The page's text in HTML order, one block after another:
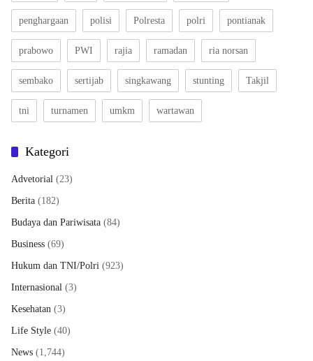
penghargaan polisi Polresta polri pontianak
prabowo PWI rajia ramadan ria norsan
sembako sertijab singkawang stunting Takjil
tni turnamen umkm wartawan
Kategori
Advetorial (23)
Berita (182)
Budaya dan Pariwisata (84)
Business (69)
Hukum dan TNI/Polri (923)
Internasional (3)
Kesehatan (3)
Life Style (40)
News (1,744)